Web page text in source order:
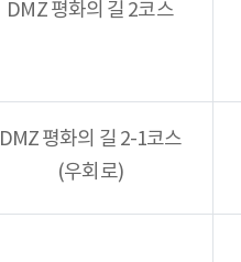
DMZ 평화의 길 2코스
DMZ 평화의 길 2-1코스
(우회로)